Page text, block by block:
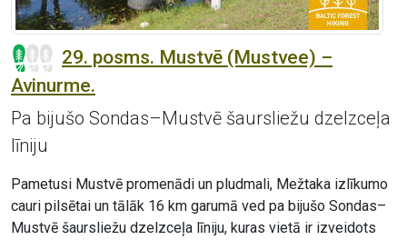
29. posms. Mustvē (Mustvee) –
Avinurme.
Pa bijušo Sondas–Mustvē šaursliežu dzelzceļa
līniju
Pametusi Mustvē promenādi un pludmali, Mežtaka izlīkumo
cauri pilsētai un tālāk 16 km garumā ved pa bijušo Sondas–
Mustvē šaursliežu dzelzceļa līniju, kuras vietā ir izveidots